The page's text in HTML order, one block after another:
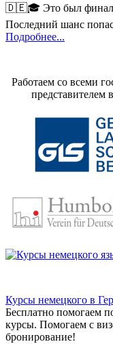
🇩🇪🎓 Это был
Последний шанс
Подробнее...
Работаем со всеми
представителем
Курсы немецкого в
Бесплатно помогаем
курсы. Помогаем с
бронирование!